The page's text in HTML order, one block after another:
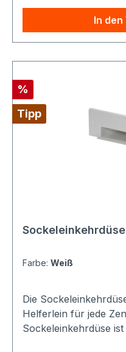
In
Rabatt
%
Tipp
Sockeleinkehrdüse
Farbe: Weiß
Die
Helferlein für jede
Sockeleinkehrdüse